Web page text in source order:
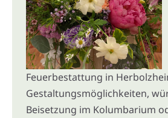
Feuerbestattung in
Gestaltungsmöglichkeiten,
Beisetzung im Kolumbarium